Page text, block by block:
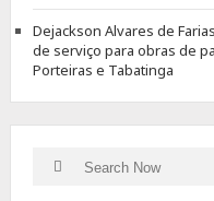
Dejackson Alvares de Farias
de serviço para obras de
Porteiras e Tabatinga
SearchSearch